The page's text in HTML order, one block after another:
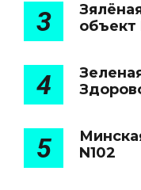
3
4
5
N102